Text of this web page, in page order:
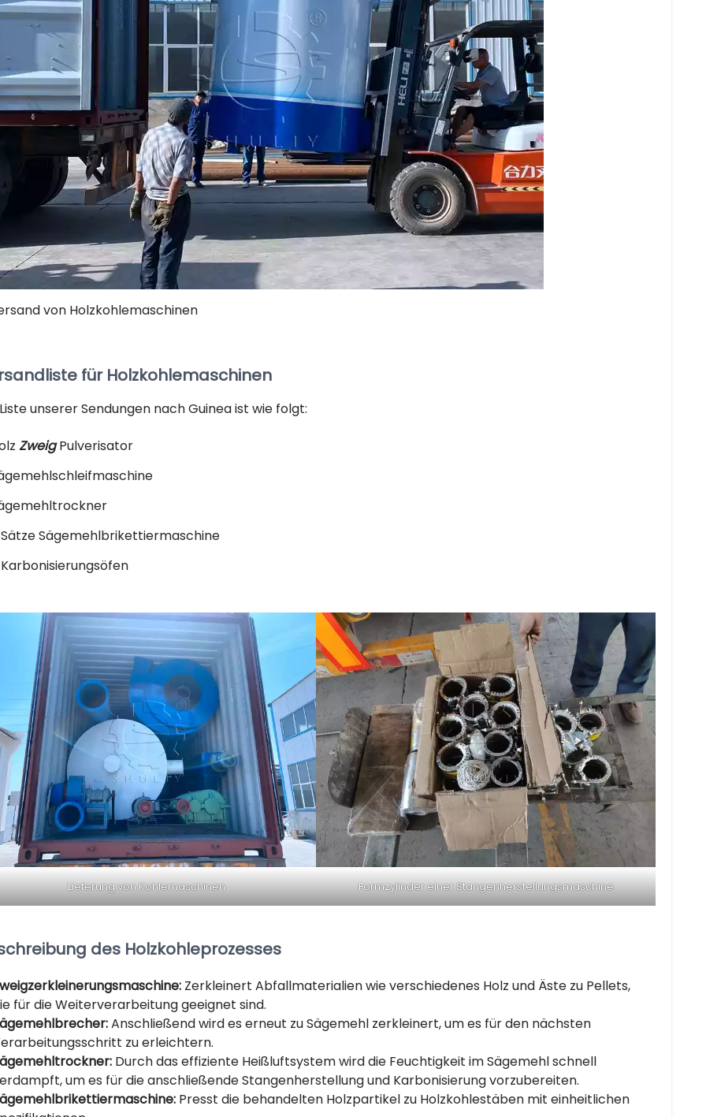
von Holzkohlemaschinen
für Holzkohlemaschinen
unserer Sendungen nach Guinea ist wie folgt:
ZweigPulverisator
Sägemehlbrikettiermaschine
Lieferung von Kohlemaschinen Formzylinder einer Stangenherstellungsmaschine
des Holzkohleprozesses
Zerkleinert Abfallmaterialien wie verschiedenes Holz und Äste zu Pellets,
für die Weiterverarbeitung geeignet sind.
Anschließend wird es erneut zu Sägemehl zerkleinert, um es für den nächsten
zu erleichtern.
Durch das effiziente Heißluftsystem wird die Feuchtigkeit im Sägemehl schnell
um es für die anschließende Stangenherstellung und Karbonisierung vorzubereiten.
Presst die behandelten Holzpartikel zu Holzkohlestäben mit einheitlichen